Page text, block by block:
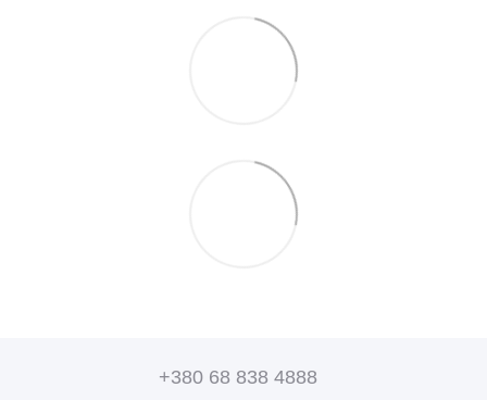
+380 68 838 4888